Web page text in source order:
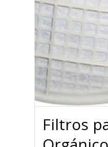
Filtros